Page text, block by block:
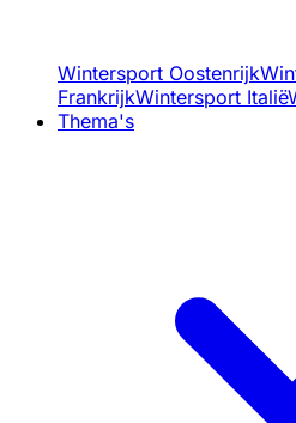
Wintersport Oostenrijk
FrankrijkWintersport Italië
Thema's